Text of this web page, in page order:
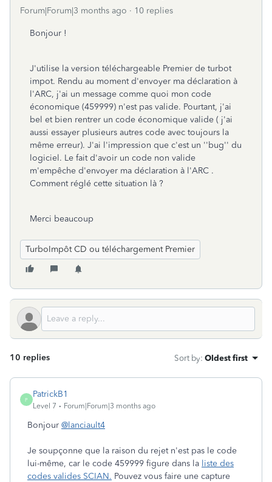
Forum|Forum|3 months ago 10 replies
Bonjour !
J'utilise la version téléchargeable Premier de turbot
impot. Rendu au moment d'envoyer ma déclaration à
l'ARC, j'ai un message comme quoi mon code
économique (459999) n'est pas valide. Pourtant, j'ai
bel et bien rentrer un code économique valide ( j'ai
aussi essayer plusieurs autres code avec toujours la
même erreur). J'ai l'impression que c'est un ''bug'' du
logiciel. Le fait d'avoir un code non valide
m'empêche d'envoyer ma déclaration à l'ARC .
Comment réglé cette situation là ?
Merci beaucoup
TurboImpôt CD ou téléchargement Premier
10 replies Sort by: Oldest first
P
PatrickB1
Level 7 Forum|Forum|3 months ago
Bonjour @lanciault4
Je soupçonne que la raison du rejet n'est pas le code
lui-même, car le code 459999 figure dans la liste des
codes valides SCIAN. Pouvez vous faire une capture